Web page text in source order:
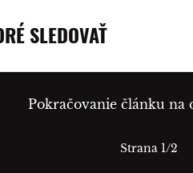
SLEDOVAŤ
Pokračovanie článku na
Strana 1/2